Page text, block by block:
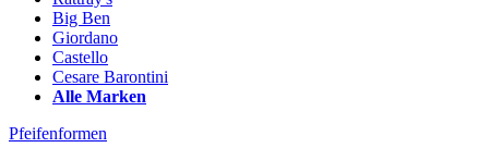
Big Ben
Giordano
Castello
Cesare Barontini
Alle Marken
Pfeifenformen